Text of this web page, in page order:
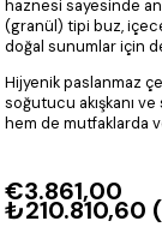
haznesi sayesinde
(granül) tipi buz,
doğal sunumlar için
Hijyenik paslanmaz
soğutucu akışkanı
hem de mutfaklarda
€3.861,00
₺210.810,60